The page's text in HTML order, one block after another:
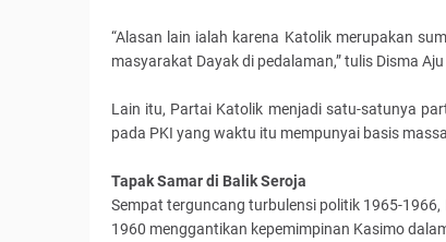
“Alasan lain ialah karena Katolik merupakan
masyarakat Dayak di pedalaman,” tulis Disma
Lain itu, Partai Katolik menjadi satu-satunya
pada PKI yang waktu itu mempunyai basis
Tapak Samar di Balik Seroja
Sempat terguncang turbulensi politik 1965-
1960 menggantikan kepemimpinan Kasimo